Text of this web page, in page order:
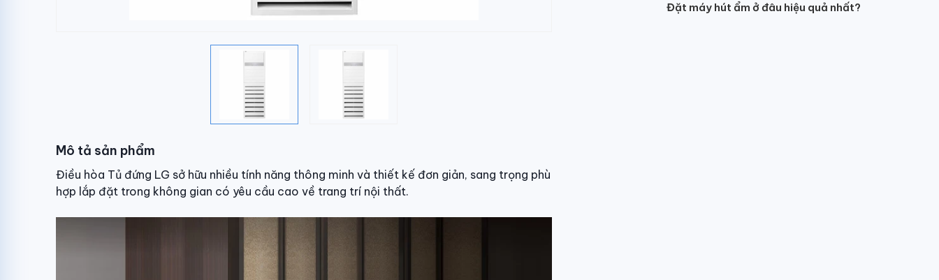
Mô tả sản phẩm
Điều hòa Tủ đứng LG sở hữu nhiều tính năng thông minh và thiết kế đơn giản, sang trọng phù
hợp lắp đặt trong không gian có yêu cầu cao về trang trí nội thất.
Đặt máy hút ẩm ở đâu hiệu quả nhất?